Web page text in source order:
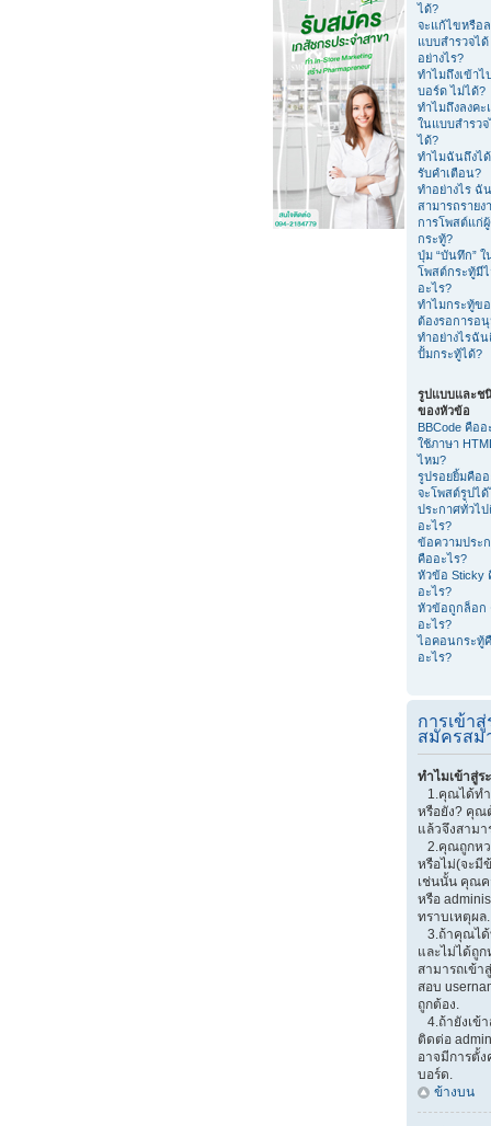
ได้?
จะแก้ไขหรือ
แบบสำรวจได้
อย่างไร?
ทำไมถึงเข้าไ
บอร์ด ไม่ได้?
ทำไมถึงลงค
ในแบบสำรวจ
ได้?
ทำไมฉันถึงได้
รับคำเตือน?
ทำอย่างไร ฉั
สามารถรายง
การโพสต์แก่
กระทู้?
ปุ่ม “บันทึก” ใ
โพสต์กระทู้มี
อะไร?
ทำไมกระทู้ข
ต้องรอการอ
ทำอย่างไรฉัน
ปั้มกระทู้ได้?
รูปแบบและช
ของหัวข้อ
BBCode คืออ
ใช้ภาษา
ไหม?
รูปรอยยิ้มคืออ
จะโพสต์รูปไ
ประกาศทั่วไ
อะไร?
ข้อความประ
คืออะไร?
หัวข้อ Sticky
อะไร?
หัวข้อถูกล็อก
อะไร?
ไอคอนกระทู้
อะไร?
การเข้า
สมัครสม
ทำไมเข้าสู่ร
1.คุณได้ทำ
หรือยัง? คุณ
แล้วจึงสามา
2.คุณถูกหว
หรือไม่(จะมี
เช่นนั้น คุณค
หรือ
ทราบเหตุผล.
3.ถ้าคุณได้
และไม่ได้ถู
สามารถเข้
สอบ
ถูกต้อง.
4.ถ้ายังเข้
ติดต่อ
อาจมีการตั้
บอร์ด.
ข้างบน